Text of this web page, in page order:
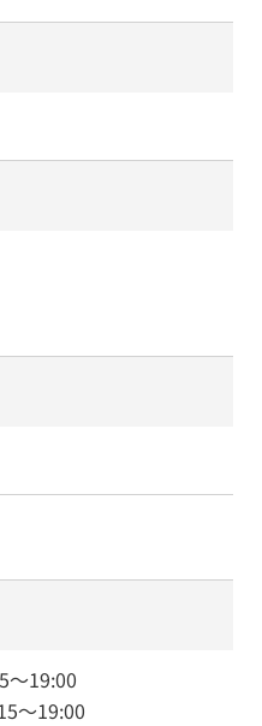
～19:00
～19:00